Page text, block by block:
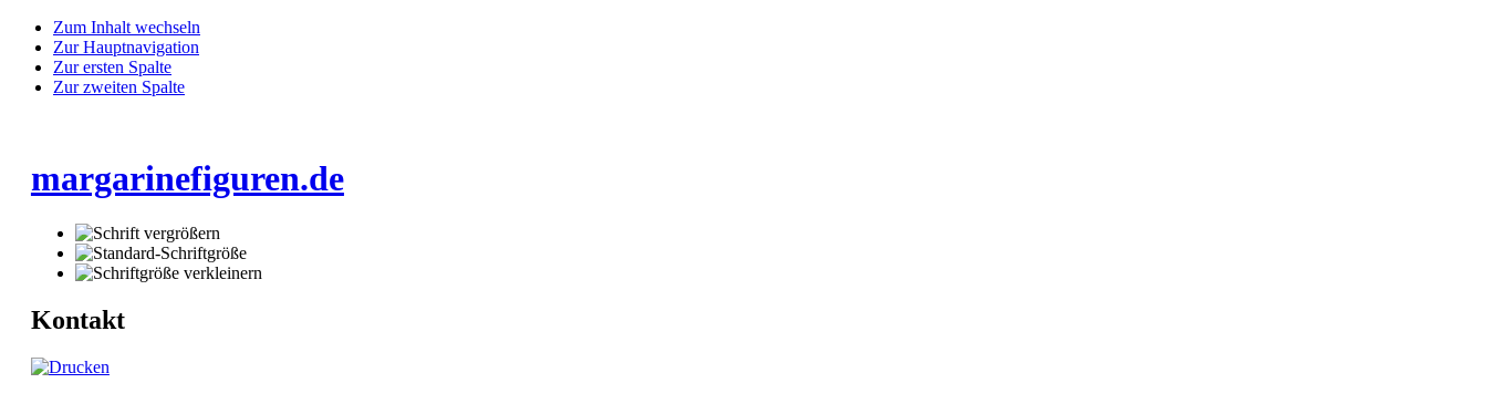
Zum Inhalt wechseln
Zur Hauptnavigation
Zur ersten Spalte
Zur zweiten Spalte
margarinefiguren.de
Kontakt